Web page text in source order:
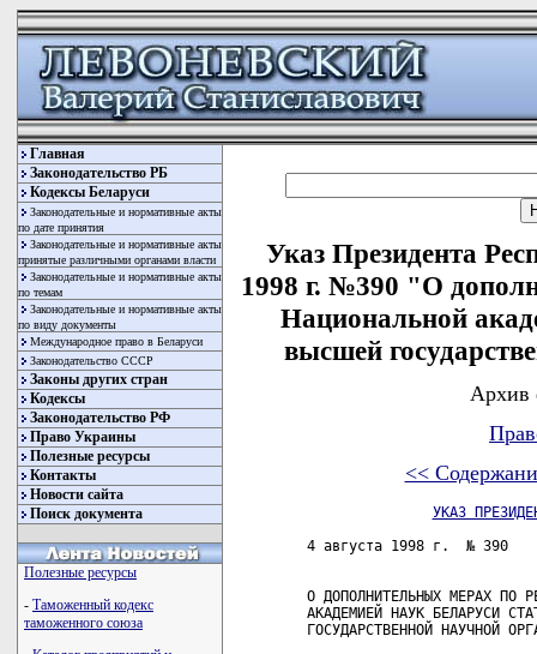
Главная
Законодательство РБ
Кодексы Беларуси
Законодательные и нормативные акты
по дате принятия
Законодательные и нормативные акты
принятые различными органами власти
Законодательные и нормативные акты
по темам
Законодательные и нормативные акты
по виду документы
Международное право в Беларуси
Законодательство СССР
Законы других стран
Кодексы
Законодательство РФ
Право Украины
Полезные ресурсы
Контакты
Новости сайта
Поиск документа
Полезные ресурсы
- Таможенный кодекс
таможенного союза
Указ Президента
1998 г. №390 "О
Национальной
высшей
Архив
<<
УКАЗ
4 августа 1998 г.  №
О ДОПОЛНИТЕЛЬНЫХ МЕРАХ ПО
АКАДЕМИЕЙ НАУК БЕЛАРУСИ
ГОСУДАРСТВЕННОЙ НАУЧНОЙ